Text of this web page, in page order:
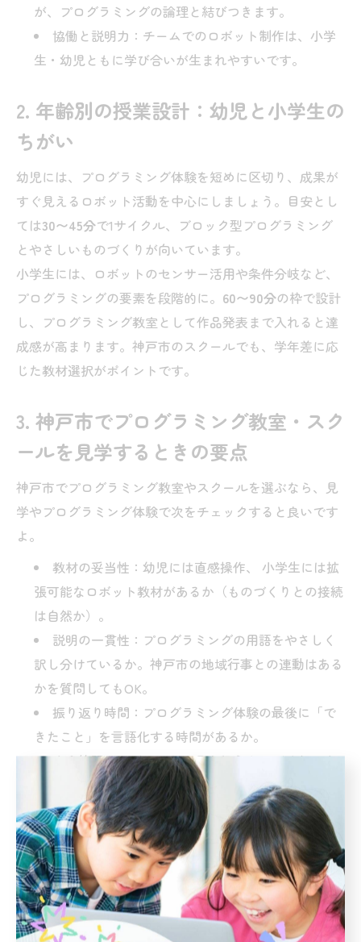
が、プログラミングの論理と結びつきます。
協働と説明力：チームでのロボット制作は、小学
生・幼児ともに学び合いが生まれやすいです。
2. 年齢別の授業設計：幼児と小学生の
ちがい
幼児には、プログラミング体験を短めに区切り、成果が
すぐ見えるロボット活動を中心にしましょう。目安とし
ては30〜45分で1サイクル、ブロック型プログラミング
とやさしいものづくりが向いています。
小学生には、ロボットのセンサー活用や条件分岐など、
プログラミングの要素を段階的に。 60〜90分の枠で設計
し、プログラミング教室として作品発表まで入れると達
成感が高まります。神戸市のスクールでも、学年差に応
じた教材選択がポイントです。
3. 神戸市でプログラミング教室・スク
ールを見学するときの要点
神戸市でプログラミング教室やスクールを選ぶなら、見
学やプログラミング体験で次をチェックすると良いです
よ。
教材の妥当性：幼児には直感操作、 小学生には拡
張可能なロボット教材があるか（ものづくりとの接続
は自然か）。
説明の一貫性：プログラミングの用語をやさしく
訳し分けているか。神戸市の地域行事との連動はある
かを質問してもOK。
振り返り時間：プログラミング体験の最後に「で
きたこと」を言語化する時間があるか。
安全管理：ロボットと工具を扱うものづくりの安
全ルールが明確か。
4. 初回プログラミング体験を最大化
する準備
初回のプログラミング体験では、親子で目的を一言にま
とめておくと良いですね（例：「ロボットを前進させ